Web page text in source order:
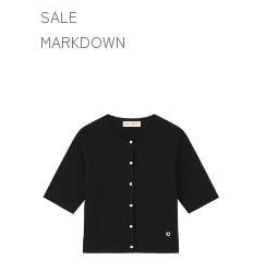
SALE
MARKDOWN